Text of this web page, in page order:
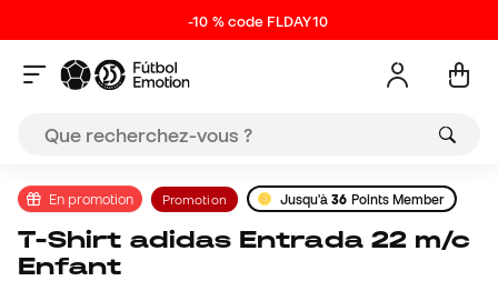
-10 % code FLDAY10
En promotion Promotion Jusqu'à36 Points Member
T-Shirt adidas Entrada 22 m/c
Enfant